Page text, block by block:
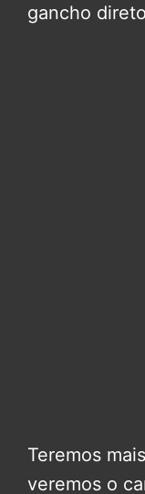
gancho
Teremos
veremos o